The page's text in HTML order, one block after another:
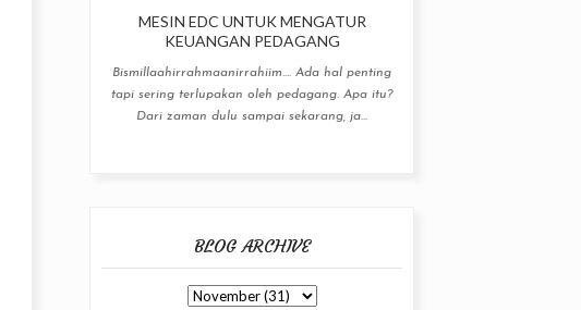
MESIN EDC UNTUK MENGATUR
KEUANGAN PEDAGANG
Bismillaahirrahmaanirrahiim.... Ada hal penting
tapi sering terlupakan oleh pedagang. Apa itu?
Dari zaman dulu sampai sekarang, ja...
BLOG ARCHIVE